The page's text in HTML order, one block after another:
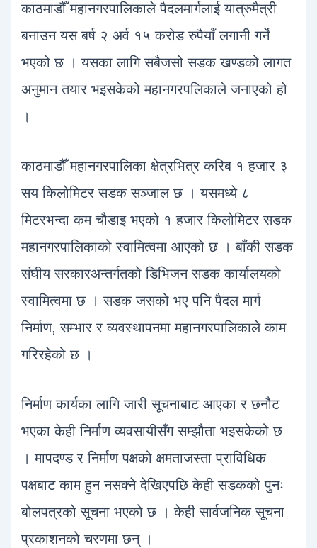
c
e
b
o
o
s
s
e
n
at
s
A
p
ar
e
काठमाडौँ महानगरपालिकाले पैदलमार्गलाई यात्रुमैत्री
बनाउन यस बर्ष २ अर्व १५ करोड रुपैयाँ लगानी गर्ने
भएको छ । यसका लागि सबैजसो सडक खण्डको लागत
अनुमान तयार भइसकेको महानगरपलिकाले जनाएको हो
।
काठमाडौँ महानगरपालिका क्षेत्रभित्र करिब १ हजार ३
सय किलोमिटर सडक सञ्जाल छ । यसमध्ये ८
मिटरभन्दा कम चौडाइ भएको १ हजार किलोमिटर सडक
महानगरपालिकाको स्वामित्वमा आएको छ । बाँकी सडक
संघीय सरकारअन्तर्गतको डिभिजन सडक कार्यालयको
स्वामित्वमा छ । सडक जसको भए पनि पैदल मार्ग
निर्माण, सम्भार र व्यवस्थापनमा महानगरपालिकाले काम
गरिरहेको छ ।
निर्माण कार्यका लागि जारी सूचनाबाट आएका र छनौट
भएका केही निर्माण व्यवसायीसँग सम्झौता भइसकेको छ
। मापदण्ड र निर्माण पक्षको क्षमताजस्ता प्राविधिक
पक्षबाट काम हुन नसक्ने देखिएपछि केही सडकको पुनः
बोलपत्रको सूचना भएको छ । केही सार्वजनिक सूचना
प्रकाशनको चरणमा छन् ।